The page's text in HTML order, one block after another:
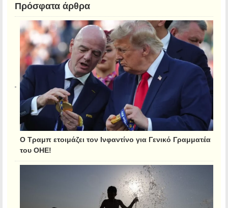
Πρόσφατα άρθρα
Ο Τραμπ ετοιμάζει τον Ινφαντίνο για Γενικό Γραμματέα
του ΟΗΕ!